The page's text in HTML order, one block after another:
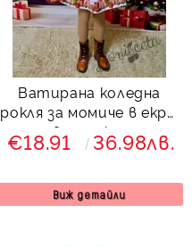
Ватирана коледна
рокля за момиче в екрю
и червено с коледна
картинки на еленчета
€18.91 36.98лв.
Виж детайли